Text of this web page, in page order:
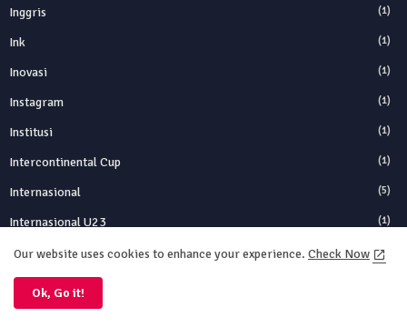
Inggris (1)
Ink (1)
Inovasi (1)
Instagram (1)
Institusi (1)
Intercontinental Cup (1)
Internasional (5)
Internasional U23 (1)
International (1)
IOC
IPad
Our website uses cookies to enhance your experience. Check Now
Ok, Go it!